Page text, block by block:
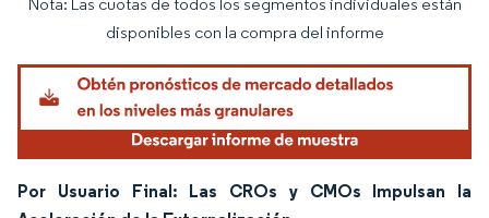
Imagen © Mordor Intelligence. El uso requiere atribución según CC BY 4.0.
disponibles con la compra del informe
Por Usuario Final: Las CROs y CMOs Impulsan la